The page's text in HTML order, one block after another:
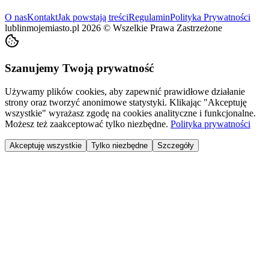
O nasKontaktJak powstają treściRegulaminPolityka Prywatności
lublinmojemiasto.pl 2026 © Wszelkie Prawa Zastrzeżone
Szanujemy Twoją prywatność
Używamy plików cookies, aby zapewnić prawidłowe działanie
strony oraz tworzyć anonimowe statystyki. Klikając "Akceptuję
wszystkie" wyrażasz zgodę na cookies analityczne i funkcjonalne.
Możesz też zaakceptować tylko niezbędne. Polityka prywatności
Akceptuję wszystkie Tylko niezbędne Szczegóły